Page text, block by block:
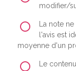
modifier/
La note
l'avis est
moyenne d'un
Le